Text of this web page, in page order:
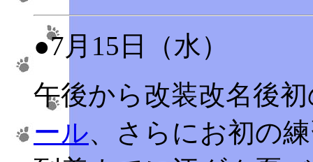
●7月15日（水）
午後から改装改名後
ール、さらにお初の